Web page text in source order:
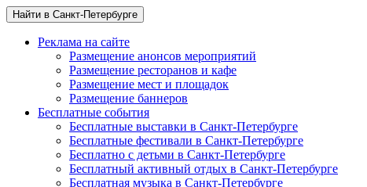
Найти в Санкт-Петербурге
Реклама на сайте
Размещение анонсов мероприятий
Размещение ресторанов и кафе
Размещение мест и площадок
Размещение баннеров
Бесплатные события
Бесплатные выставки в Санкт-Петербурге
Бесплатные фестивали в Санкт-Петербурге
Бесплатно с детьми в Санкт-Петербурге
Бесплатный активный отдых в Санкт-Петербурге
Бесплатная музыка в Санкт-Петербурге